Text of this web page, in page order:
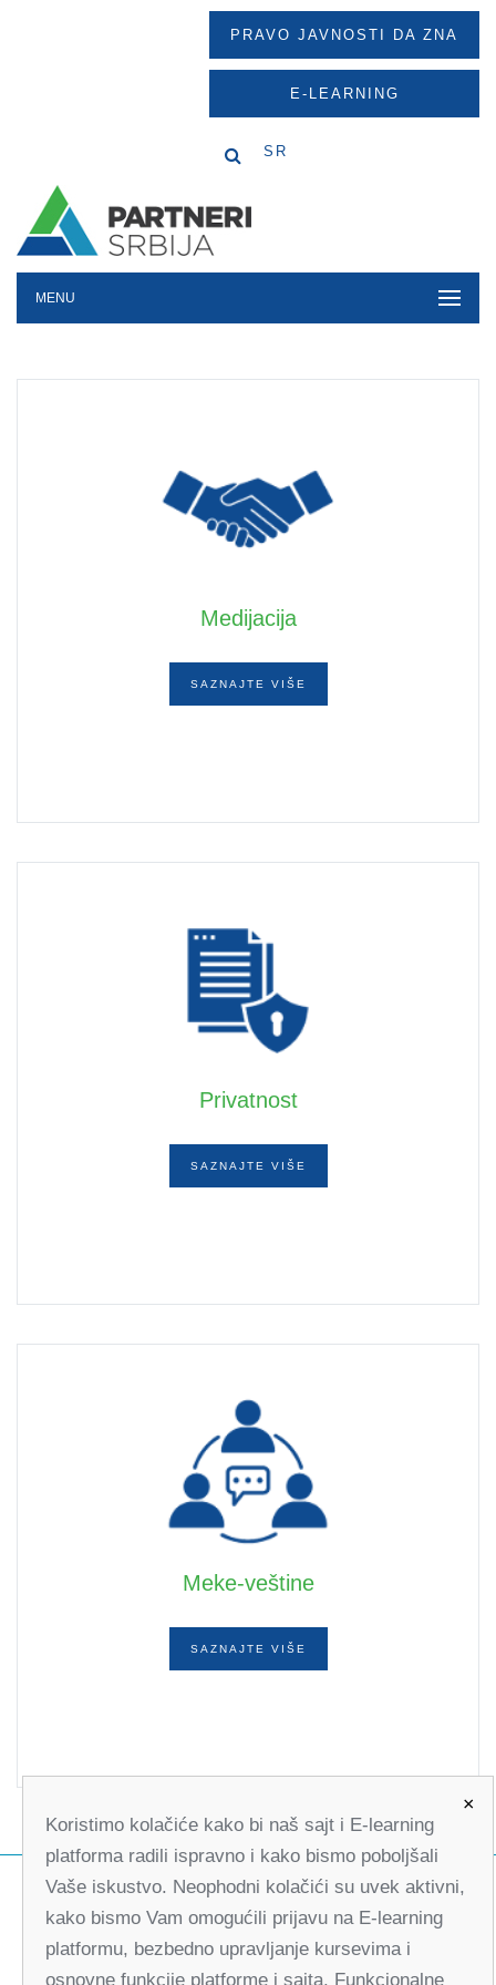
PRAVO JAVNOSTI DA ZNA
E-LEARNING
SR
MENU
Medijacija
SAZNAJTE VIŠE
Privatnost
SAZNAJTE VIŠE
Meke-veštine
SAZNAJTE VIŠE
×
Koristimo kolačiće kako bi naš sajt i E-learning
platforma radili ispravno i kako bismo poboljšali
Vaše iskustvo. Neophodni kolačići su uvek aktivni,
kako bismo Vam omogućili prijavu na E-learning
platformu, bezbedno upravljanje kursevima i
osnovne funkcije platforme i sajta. Funkcionalne